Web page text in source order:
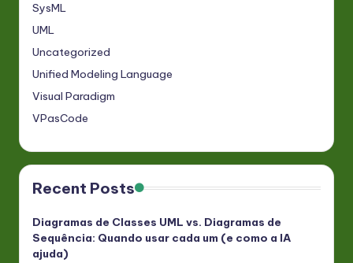
SysML
UML
Uncategorized
Unified Modeling Language
Visual Paradigm
VPasCode
Recent Posts
Diagramas de Classes UML vs. Diagramas de
Sequência: Quando usar cada um (e como a IA
ajuda)